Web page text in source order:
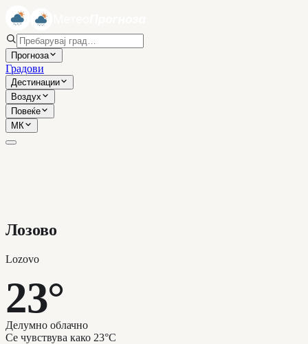
Прогноза
Градови
Дестинации
Воздух
Повеќе
МК
Лозово
Lozovo
23°
Делумно облачно
Се чувствува како 23°C